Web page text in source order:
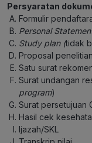
Persyaratan
Formulir
Personal
Study plan (tidak
Proposal
Satu surat
Surat undangan
program)
Surat persetujuan
Hasil cek
Ijazah/SKL